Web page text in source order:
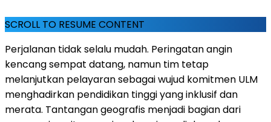
SCROLL TO RESUME CONTENT
Perjalanan tidak selalu mudah. Peringatan angin
kencang sempat datang, namun tim tetap
melanjutkan pelayaran sebagai wujud komitmen ULM
menghadirkan pendidikan tinggi yang inklusif dan
merata. Tantangan geografis menjadi bagian dari